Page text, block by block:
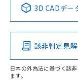
Pb
3D CADデー
該非判定見
日本の外為法に基づく該
ます。